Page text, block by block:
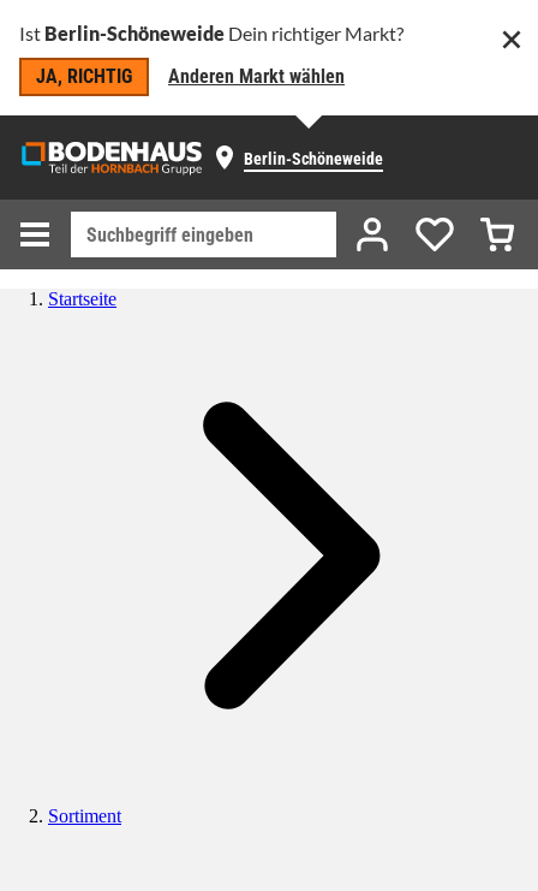
Ist Berlin-Schöneweide Dein richtiger Markt?
JA, RICHTIG
Anderen Markt wählen
Berlin-Schöneweide
Startseite
Sortiment